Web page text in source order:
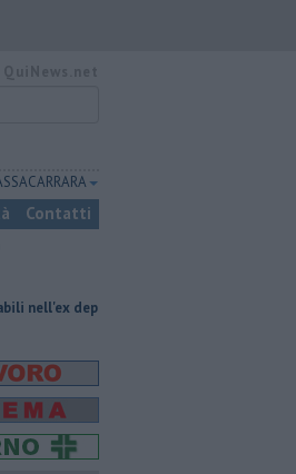
CARRARA
Contatti
Eni